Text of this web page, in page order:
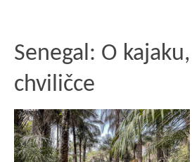
Senegal: O
chviličce